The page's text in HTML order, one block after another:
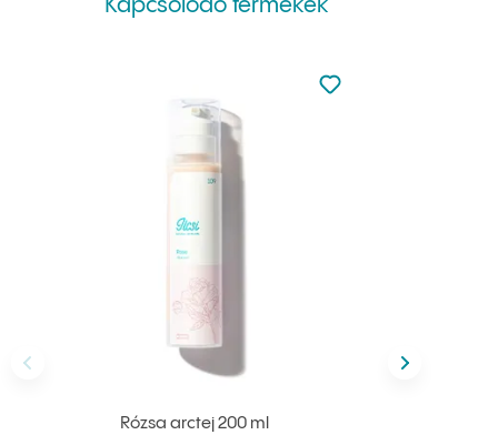
Kapcsolódó termékek
Rózsa arctej 200 ml
Nincsen hozzáadva
Hozzáadás a